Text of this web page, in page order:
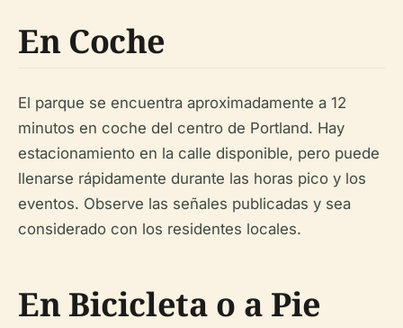
En Coche
El parque se encuentra aproximadamente a 12
minutos en coche del centro de Portland. Hay
estacionamiento en la calle disponible, pero puede
llenarse rápidamente durante las horas pico y los
eventos. Observe las señales publicadas y sea
considerado con los residentes locales.
En Bicicleta o a Pie